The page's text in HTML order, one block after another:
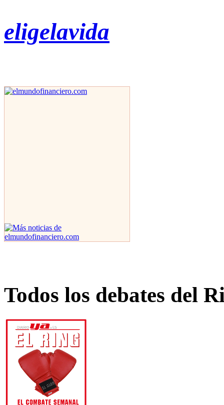
eligelavida
Todos los debates del